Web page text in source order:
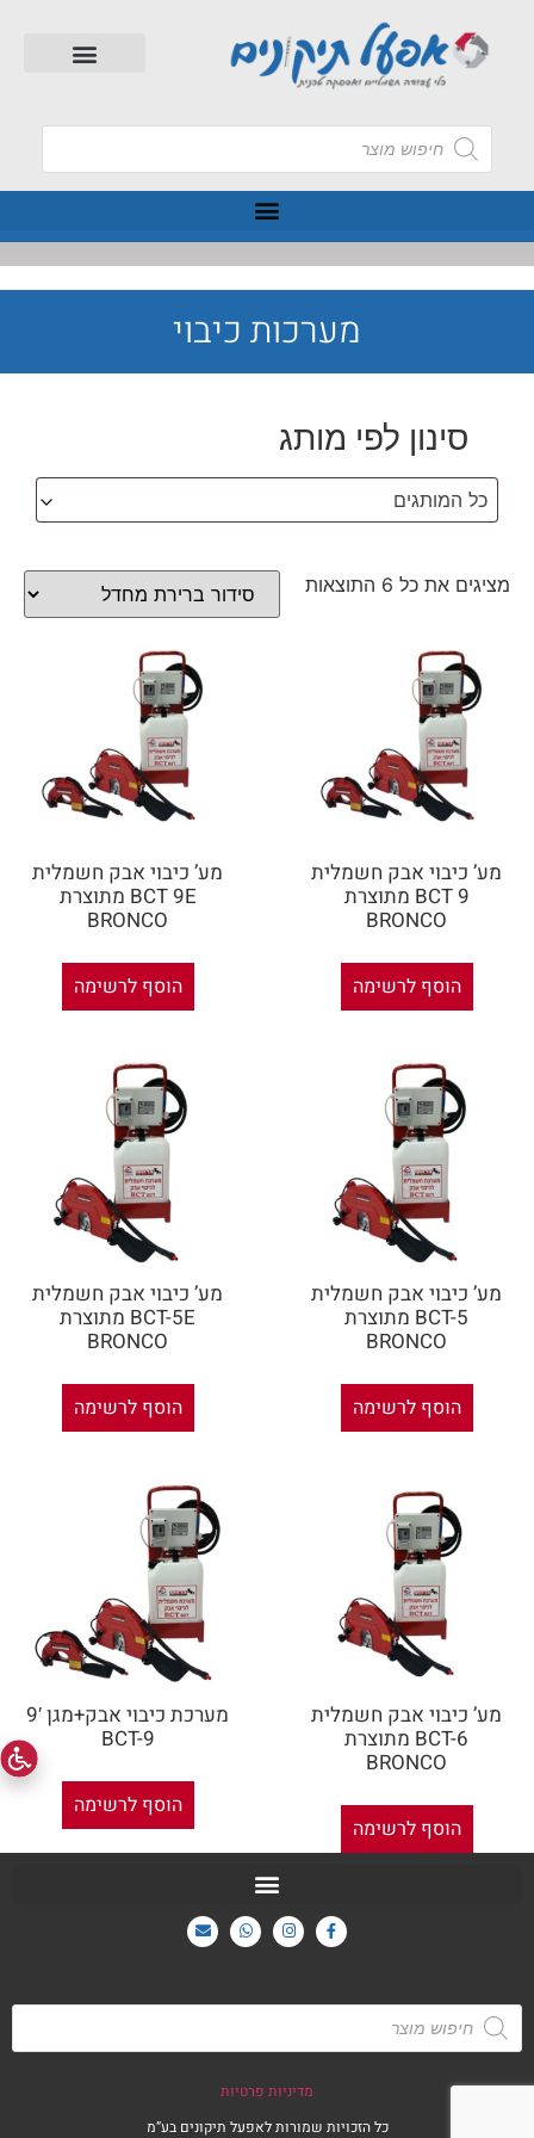
מערכות כיבוי
סינון לפי מותג
כל המותגים
מציגים את כל ⁦6⁩ התוצאות
מע’ כיבוי אבק חשמלית
BCT 9 מתוצרת
BRONCO
הוסף לרשימה
מע’ כיבוי אבק חשמלית
BCT 9E מתוצרת
BRONCO
הוסף לרשימה
מע’ כיבוי אבק חשמלית
BCT-5 מתוצרת
BRONCO
הוסף לרשימה
מע’ כיבוי אבק חשמלית
BCT-5E מתוצרת
BRONCO
הוסף לרשימה
מע’ כיבוי אבק חשמלית
BCT-6 מתוצרת
BRONCO
הוסף לרשימה
מערכת כיבוי אבק+מגן 9′
BCT-9
הוסף לרשימה
מדיניות פרטיות
כל הזכויות שמורות לאפעל תיקונים בע”מ